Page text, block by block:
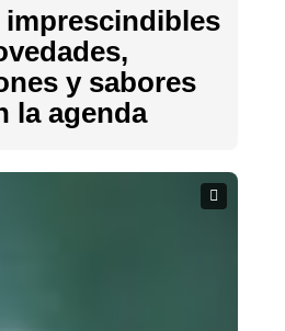
imprescindibles
y sabores
la agenda